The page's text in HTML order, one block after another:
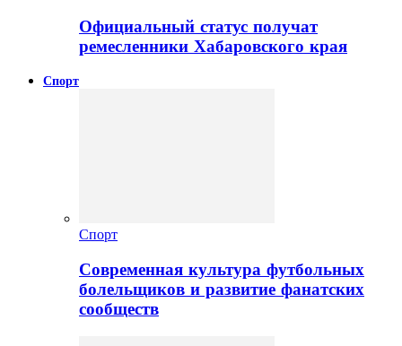
Официальный статус получат
ремесленники Хабаровского края
Спорт
Спорт
Современная культура футбольных
болельщиков и развитие фанатских
сообществ